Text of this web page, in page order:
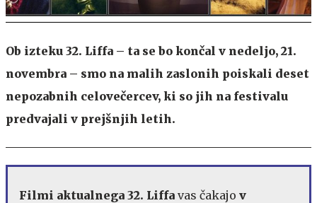
Ob izteku 32. Liffa – ta se bo končal v nedeljo, 21.
novembra – smo na malih zaslonih poiskali deset
nepozabnih celovečercev, ki so jih na festivalu
predvajali v prejšnjih letih.
Filmi aktualnega 32. Liffa vas čakajo v